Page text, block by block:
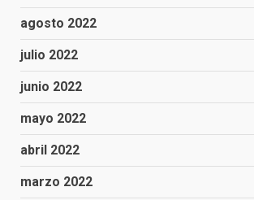
agosto 2022
julio 2022
junio 2022
mayo 2022
abril 2022
marzo 2022